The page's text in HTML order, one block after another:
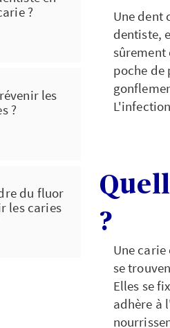
?
les
?
du fluor
les caries
Une dent
dentiste,
sûrement
poche de
?
Une
se
Elles se
adhère à